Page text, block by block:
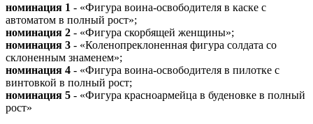
номинация 1 - «Фигура воина-освободителя в каске с
автоматом в полный рост»;
номинация 2 - «Фигура скорбящей женщины»;
номинация 3 - «Коленопреклоненная фигура солдата со
склоненным знаменем»;
номинация 4 - «Фигура воина-освободителя в пилотке с
винтовкой в полный рост;
номинация 5 - «Фигура красноармейца в буденовке в полный
рост»